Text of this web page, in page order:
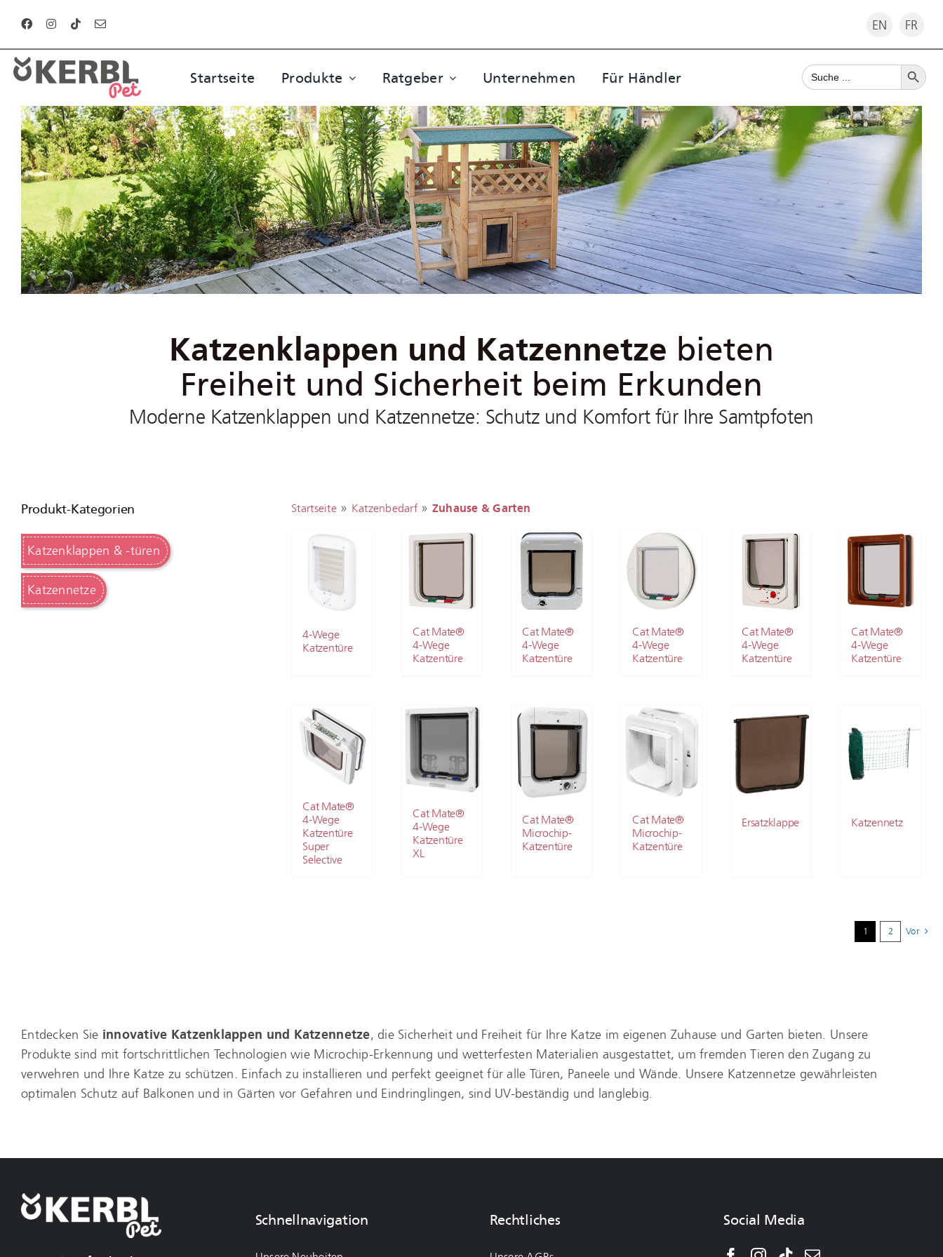
Inhalt
springen
EN FR
Startseite Produkte Ratgeber Unternehmen Für Händler
Search
for:
Search Button
Katzenklappen und Katzennetze bieten
Freiheit und Sicherheit beim Erkunden
Moderne Katzenklappen und Katzennetze: Schutz und Komfort für Ihre Samtpfoten
Startseite» Katzenbedarf» Zuhause & Garten
4-Wege
Katzentüre
Cat Mate®
4-Wege
Katzentüre
Cat Mate®
4-Wege
Katzentüre
Cat Mate®
4-Wege
Katzentüre
Cat Mate®
4-Wege
Katzentüre
Cat Mate®
4-Wege
Katzentüre
Cat Mate®
4-Wege
Katzentüre
Super
Selective
Cat Mate®
4-Wege
Katzentüre
XL
Cat Mate®
Microchip-
Katzentüre
Cat Mate®
Microchip-
Katzentüre
Ersatzklappe Katzennetz
1 2 Vor
Produkt-Kategorien
Katzenklappen & -türen
Katzennetze
Entdecken Sie innovative Katzenklappen und Katzennetze, die Sicherheit und Freiheit für Ihre Katze im eigenen Zuhause und Garten bieten. Unsere
Produkte sind mit fortschrittlichen Technologien wie Microchip-Erkennung und wetterfesten Materialien ausgestattet, um fremden Tieren den Zugang zu
verwehren und Ihre Katze zu schützen. Einfach zu installieren und perfekt geeignet für alle Türen, Paneele und Wände. Unsere Katzennetze gewährleisten
optimalen Schutz auf Balkonen und in Gärten vor Gefahren und Eindringlingen, sind UV-beständig und langlebig.
Schnellnavigation Rechtliches Social Media